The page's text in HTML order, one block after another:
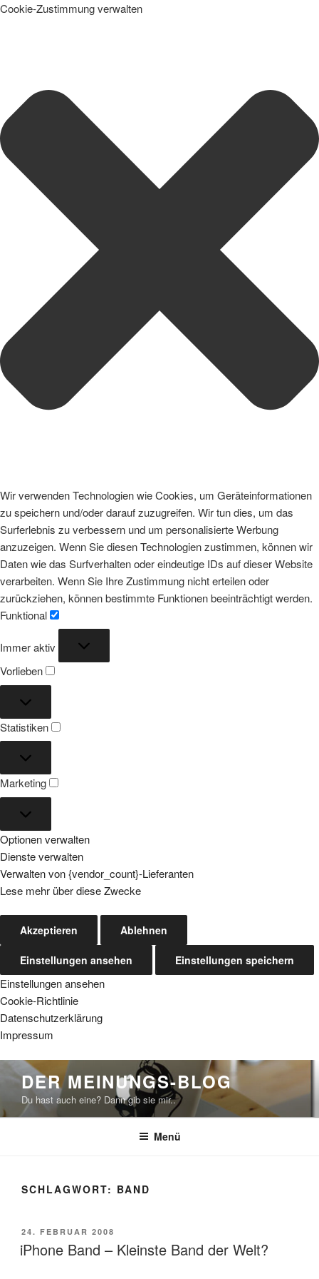
Cookie-Zustimmung verwalten
Wir verwenden Technologien wie Cookies, um Geräteinformationen
zu speichern und/oder darauf zuzugreifen. Wir tun dies, um das
Surferlebnis zu verbessern und um personalisierte Werbung
anzuzeigen. Wenn Sie diesen Technologien zustimmen, können wir
Daten wie das Surfverhalten oder eindeutige IDs auf dieser Website
verarbeiten. Wenn Sie Ihre Zustimmung nicht erteilen oder
zurückziehen, können bestimmte Funktionen beeinträchtigt werden.
Funktional
Immer aktiv
Vorlieben
Statistiken
Marketing
Optionen verwalten
Dienste verwalten
Verwalten von {vendor_count}-Lieferanten
Lese mehr über diese Zwecke
Akzeptieren Ablehnen
Einstellungen ansehen Einstellungen speichern
Einstellungen ansehen
Cookie-Richtlinie
Datenschutzerklärung
Impressum
Zum
Inhalt
springen
DER MEINUNGS-BLOG
Du hast auch eine? Dann gib sie mir..
Menü
SCHLAGWORT: BAND
VERÖFFENTLICHT
AM
24. FEBRUAR 2008
iPhone Band – Kleinste Band der Welt?